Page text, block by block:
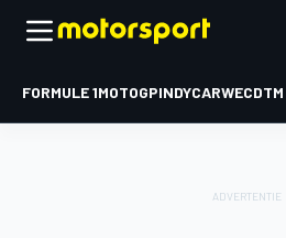
FORMULE 1MOTOGPINDYCARWECDTM